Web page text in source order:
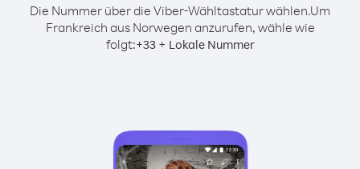
Die Nummer über die Viber-Wähltastatur wählen.Um
Frankreich aus Norwegen anzurufen, wähle wie
folgt:+33+ Lokale Nummer